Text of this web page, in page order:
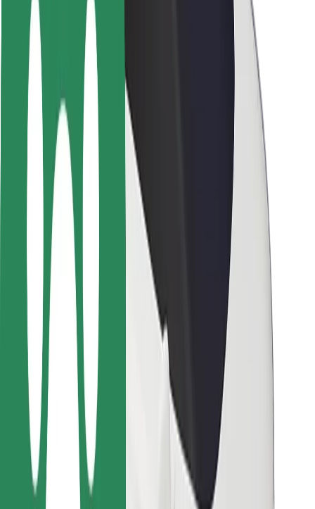
Sõitjate ohutus
Juhtide ohutus
Tõukerattaohutus
Safety Lab
Linnad
Asukohad
Lahendused linnadele
Lennujaamad
Bolti laadimisdokid
Klienditugi
Sõitjatele
Juhtidele
Kulleritele
Bolt Food
Sõidukiparkidele
Restoranidele
Bolt for Business
Muu
Tarnijad